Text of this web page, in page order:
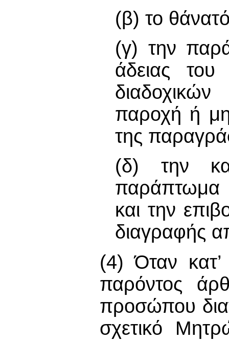
(β) το
(γ) την
άδειας του
παροχή ή μη
της
(δ) την
παράπτωμα
και την
διαγραφής
(4) Όταν
παρόντος
προσώπου
σχετικό